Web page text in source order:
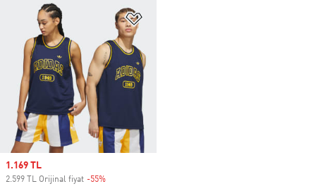
Sale price
1.169 TL
2.599 TL Orijinal fiyat -55%